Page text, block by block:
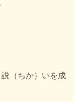
（ちか）いを成